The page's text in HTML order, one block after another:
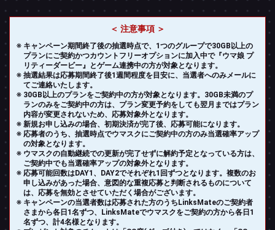
注意事項
キャンペーン期間終了後の抽選時点で、1つのグループで30GB以上の
プランにご契約かつカウントフリーオプションに加入中で『ウマ娘 プ
リティーダービー』とゲーム連携中の方が対象となります。
抽選結果は応募期間終了後1週間程度を目安に、当選者へのみメールに
てご連絡いたします。
30GB以上のプランをご契約中の方が対象となります。30GB未満のプ
ランのみをご契約中の方は、プラン変更予約をしても翌月まではプラン
内容が変更されないため、応募対象外となります。
新規お申し込みの場合、初期決済が完了後、応募可能になります。
応募者のうち、抽選時点でウマスクにご契約中の方のみ当選確率アップ
の対象となります。
ウマスクの自動継続での更新が完了せずに解約予定となっている方は、
ご契約中でも当選確率アップの対象外となります。
応募可能回数はDAY1、DAY2でそれぞれ1回ずつとなります。複数のお
申し込みがあった場合、意図的な重複応募と判断されるものについて
は、応募を無効とさせていただく場合がございます。
キャンペーンの当選者数は応募された方のうちLinksMateのご契約者
さまから各日1名ずつ、LinksMateでウマスクをご契約の方から各日1
名ずつ、計4名様となります。